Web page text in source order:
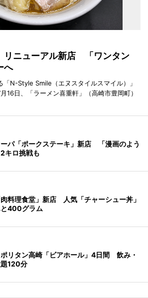
リニューアル新店 「ワンタン
へ
「N-Style Smile（エヌスタイルスマイル）」
16日、「ラーメン喜重軒」（高崎市豊岡町）
パ「ポークステーキ」新店 「漫画のよう
キロ挑戦も
料理食堂」新店 人気「チャーシュー丼」
と400グラム
ポリタン高崎「ビアホール」4日間 飲み・
120分